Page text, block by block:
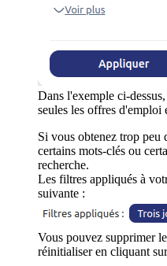
Dans l'exemple ci-
seules les offres d'emploi
Si vous obtenez trop peu
certains mots-clés ou
recherche.
Les filtres appliqués à
suivante :
Vous pouvez supprimer
réinitialiser en cliquant